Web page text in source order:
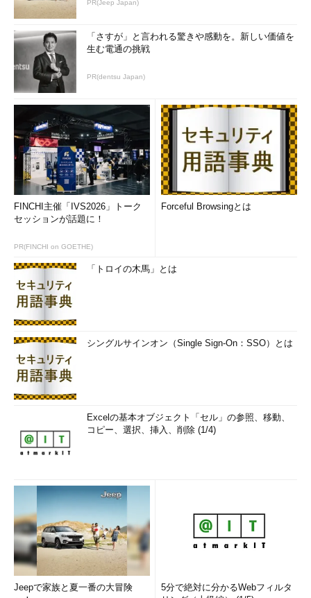
PR(Jeep Japan)
「さすが」と言われる驚きや感動を。新しい価値を
生む電通の挑戦
PR(dentsu Japan)
FINCHI主催「IVS2026」トーク
セッションが話題に！
PR(FINCHI on GOETHE)
Forceful Browsingとは
「トロイの木馬」とは
シングルサインオン（Single Sign-On：SSO）とは
Excelの基本オブジェクト「セル」の参照、移動、
コピー、選択、挿入、削除 (1/4)
Jeepで家族と夏一番の大冒険
5分で絶対に分かるWebフィルタ